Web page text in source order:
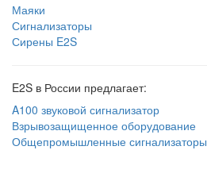
Маяки
Сигнализаторы
Сирены E2S
E2S в России предлагает:
A100 звуковой сигнализатор
Взрывозащищенное оборудование
Общепромышленные сигнализаторы